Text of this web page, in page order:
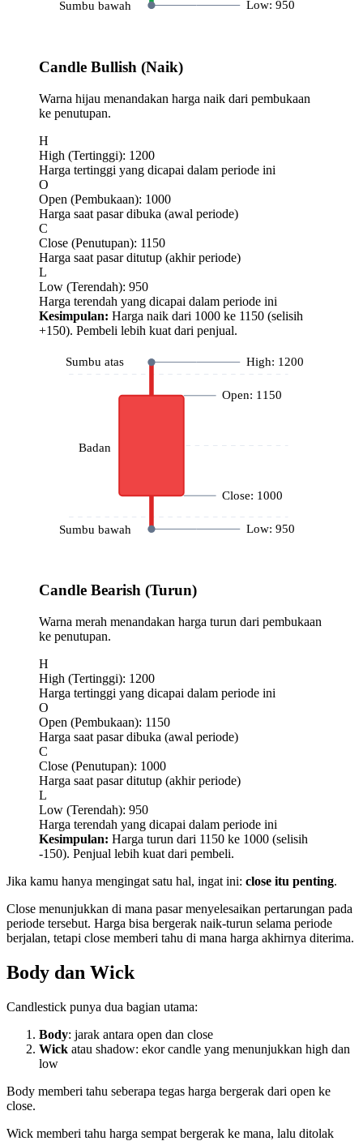
Sumbu bawah Low: 950
Candle Bullish (Naik)
Warna hijau menandakan harga naik dari pembukaan
ke penutupan.
H
High (Tertinggi): 1200
Harga tertinggi yang dicapai dalam periode ini
O
Open (Pembukaan): 1000
Harga saat pasar dibuka (awal periode)
C
Close (Penutupan): 1150
Harga saat pasar ditutup (akhir periode)
L
Low (Terendah): 950
Harga terendah yang dicapai dalam periode ini
Kesimpulan: Harga naik dari 1000 ke 1150 (selisih
+150). Pembeli lebih kuat dari penjual.
Sumbu atas
Badan
Sumbu bawah
High: 1200
Open: 1150
Close: 1000
Low: 950
Candle Bearish (Turun)
Warna merah menandakan harga turun dari pembukaan
ke penutupan.
H
High (Tertinggi): 1200
Harga tertinggi yang dicapai dalam periode ini
O
Open (Pembukaan): 1150
Harga saat pasar dibuka (awal periode)
C
Close (Penutupan): 1000
Harga saat pasar ditutup (akhir periode)
L
Low (Terendah): 950
Harga terendah yang dicapai dalam periode ini
Kesimpulan: Harga turun dari 1150 ke 1000 (selisih
-150). Penjual lebih kuat dari pembeli.
Jika kamu hanya mengingat satu hal, ingat ini: close itu penting.
Close menunjukkan di mana pasar menyelesaikan pertarungan pada
periode tersebut. Harga bisa bergerak naik-turun selama periode
berjalan, tetapi close memberi tahu di mana harga akhirnya diterima.
Body dan Wick
Candlestick punya dua bagian utama:
Body: jarak antara open dan close
Wick atau shadow: ekor candle yang menunjukkan high dan
low
Body memberi tahu seberapa tegas harga bergerak dari open ke
close.
Wick memberi tahu harga sempat bergerak ke mana, lalu ditolak